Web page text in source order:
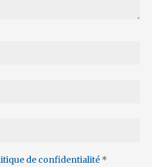
de confidentialité *